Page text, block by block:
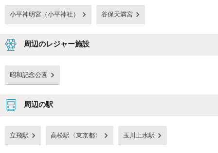
小平神明宮（小平神社） 谷保天満宮
周辺のレジャー施設
昭和記念公園
周辺の駅
立飛駅 高松駅〈東京都〉 玉川上水駅